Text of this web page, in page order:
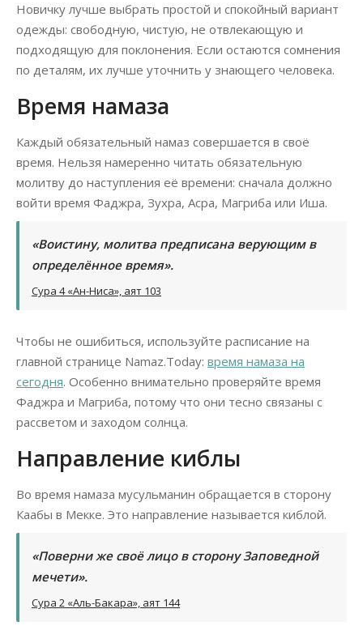
Новичку лучше выбрать простой и спокойный вариант
одежды: свободную, чистую, не отвлекающую и
подходящую для поклонения. Если остаются сомнения
по деталям, их лучше уточнить у знающего человека.
Время намаза
Каждый обязательный намаз совершается в своё
время. Нельзя намеренно читать обязательную
молитву до наступления её времени: сначала должно
войти время Фаджра, Зухра, Асра, Магриба или Иша.
«Воистину, молитва предписана верующим в
определённое время».
Сура 4 «Ан-Ниса», аят 103
Чтобы не ошибиться, используйте расписание на
главной странице Namaz.Today: время намаза на
сегодня. Особенно внимательно проверяйте время
Фаджра и Магриба, потому что они тесно связаны с
рассветом и заходом солнца.
Направление киблы
Во время намаза мусульманин обращается в сторону
Каабы в Мекке. Это направление называется киблой.
«Поверни же своё лицо в сторону Заповедной
мечети».
Сура 2 «Аль-Бакара», аят 144